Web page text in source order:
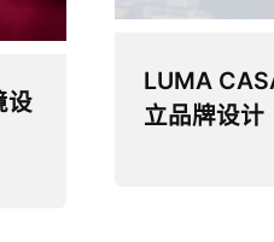
设
LUMA
立品牌设计